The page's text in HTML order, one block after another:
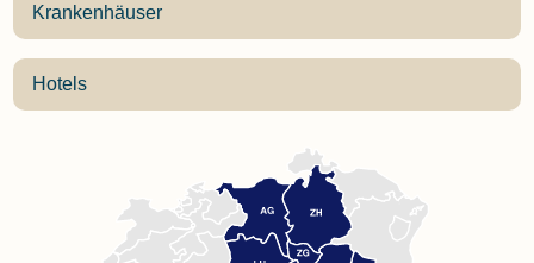
Krankenhäuser
Hotels